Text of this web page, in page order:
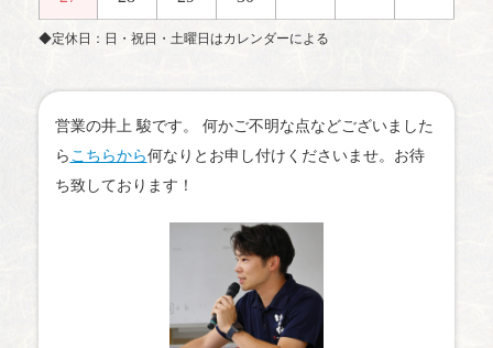
◆定休日：日・祝日・土曜日はカレンダーによる
営業の井上 駿です。 何かご不明な点などございました
ら こちらから何なりとお申し付けくださいませ。お待
ち致しております！